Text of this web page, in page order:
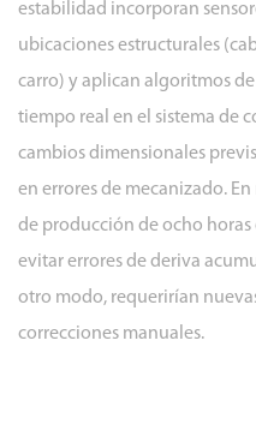
estabilidad incorporan
ubicaciones estructurales
carro) y aplican algoritmos
tiempo real en el sistema de
cambios dimensionales
en errores de mecanizado.
de producción de ocho horas
evitar errores de deriva
otro modo, requerirían
correcciones manuales.